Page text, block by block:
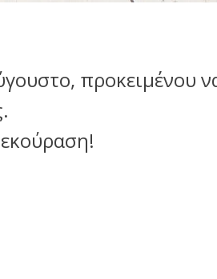
προκειμένου